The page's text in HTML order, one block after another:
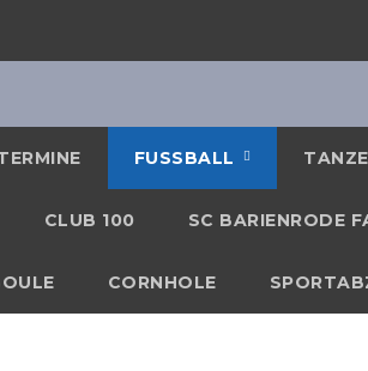
FUSSBALL
CLUB 100 SC BARIENRODE
CORNHOLE